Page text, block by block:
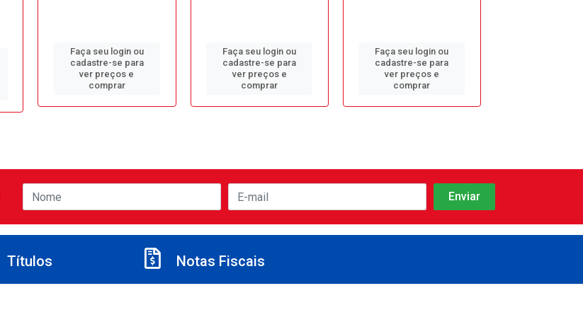
Faça seu login ou
cadastre-se para
ver preços e
comprar
Faça seu login ou
cadastre-se para
ver preços e
comprar
Faça seu login ou
cadastre-se para
ver preços e
comprar
Títulos Notas Fiscais